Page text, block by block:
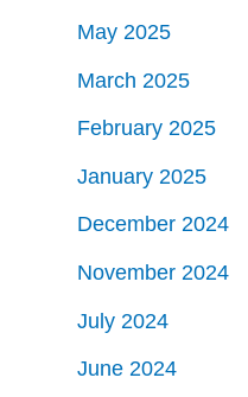
May 2025
March 2025
February 2025
January 2025
December 2024
November 2024
July 2024
June 2024